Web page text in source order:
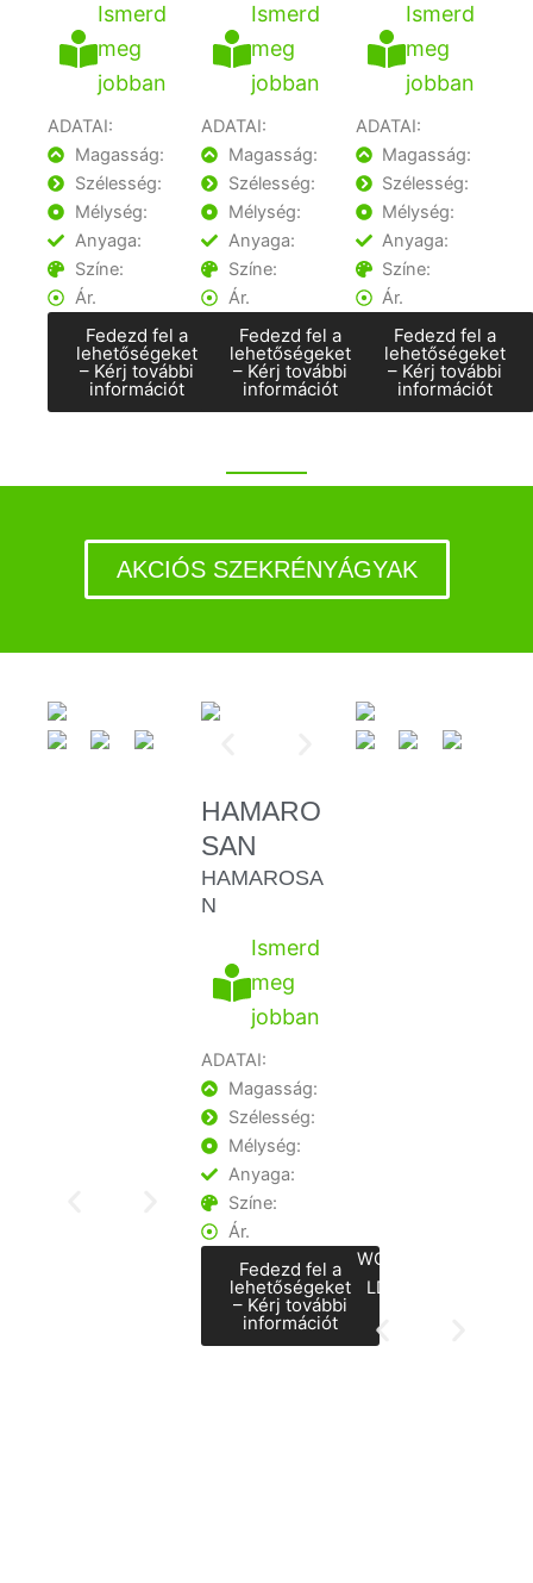
Ismerd
meg
jobban
ADATAI:
Magasság:
Szélesség:
Mélység:
Anyaga:
Színe:
Ár.
Fedezd fel a
lehetőségeket
– Kérj további
információt
Ismerd
meg
jobban
ADATAI:
Magasság:
Szélesség:
Mélység:
Anyaga:
Színe:
Ár.
Fedezd fel a
lehetőségeket
– Kérj további
információt
Ismerd
meg
jobban
ADATAI:
Magasság:
Szélesség:
Mélység:
Anyaga:
Színe:
Ár.
Fedezd fel a
lehetőségeket
– Kérj további
információt
AKCIÓS SZEKRÉNYÁGYAK
HAMARO
SAN
HAMAROSA
N
Ismerd
meg
jobban
ADATAI:
Magasság:
Szélesség:
Mélység:
Anyaga:
Színe:
Ár.
Fedezd fel a
lehetőségeket
– Kérj további
információt